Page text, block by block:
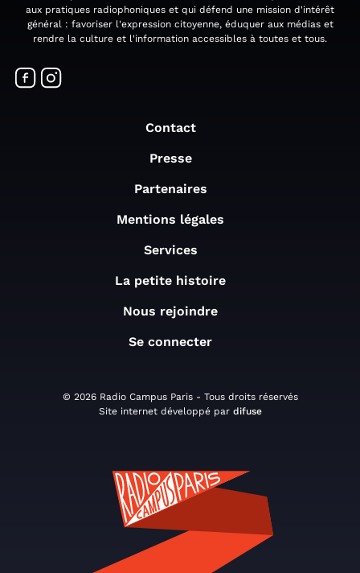
aux pratiques radiophoniques et qui défend une mission d'intérêt
général : favoriser l'expression citoyenne, éduquer aux médias et
rendre la culture et l'information accessibles à toutes et tous.
Contact
Presse
Partenaires
Mentions légales
Services
La petite histoire
Nous rejoindre
Se connecter
© 2026 Radio Campus Paris - Tous droits réservés
Site internet développé par difuse